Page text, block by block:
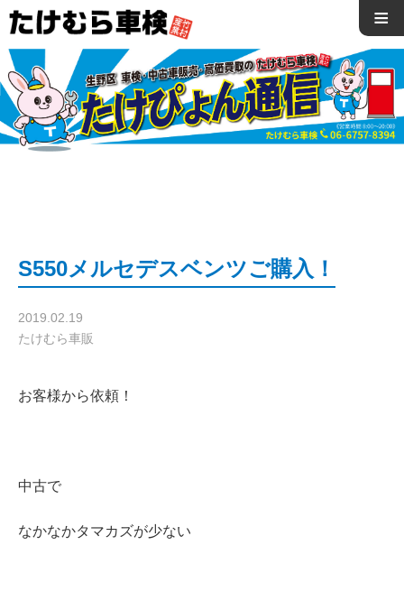
≡
S550メルセデスベンツご購入！
2019.02.19
たけむら車販
お客様から依頼！
中古で
なかなかタマカズが少ない